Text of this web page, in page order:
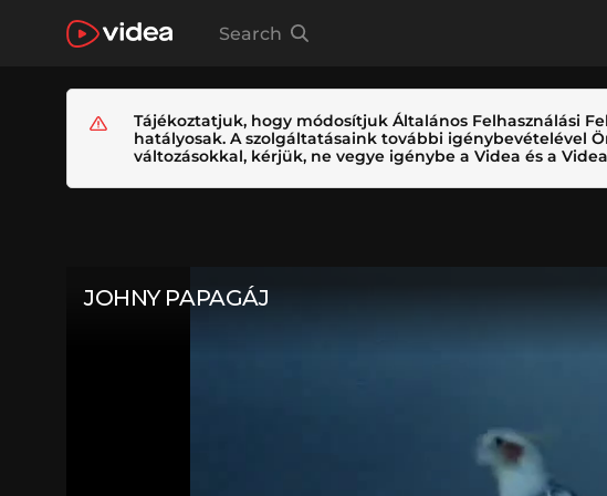
Search
Tájékoztatjuk, hogy módosítjuk Általános Felhasználási
hatályosak. A szolgáltatásaink további igénybevételével
változásokkal, kérjük, ne vegye igénybe a Videa és a